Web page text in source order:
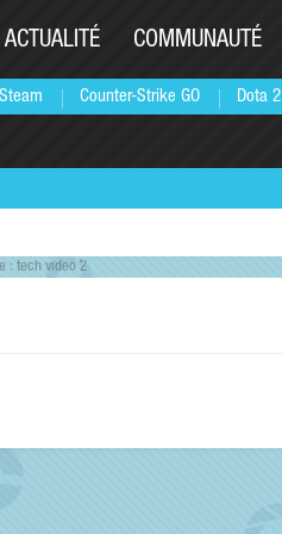
Steam Counter-Strike GO Dota 2
ACTUALITÉ COMMUNAUTÉ
: tech video 2